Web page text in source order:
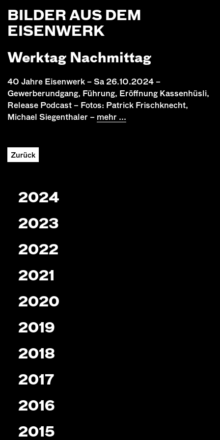
BILDER AUS DEM
EISENWERK
Werktag Nachmittag
40 Jahre Eisenwerk – Sa 26.10.2024 –
Gewerberundgang, Führung, Eröffnung Kassenhüsli,
Release Podcast – Fotos: Patrick Frischknecht,
Michael Siegenthaler – mehr ...
Zurück
2024
2023
2022
2021
2020
2019
2018
2017
2016
2015